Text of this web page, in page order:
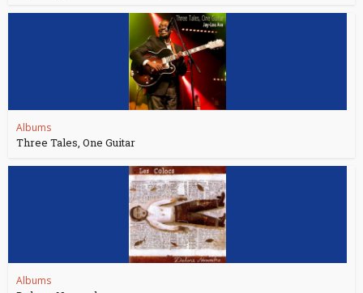
Albums
Three Tales, One Guitar
Albums